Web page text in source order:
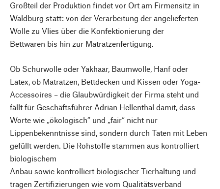
Großteil der Produktion findet vor Ort am Firmensitz in
Waldburg statt: von der Verarbeitung der angelieferten
Wolle zu Vlies über die Konfektionierung der
Bettwaren bis hin zur Matratzenfertigung.
Ob Schurwolle oder Yakhaar, Baumwolle, Hanf oder
Latex, ob Matratzen, Bettdecken und Kissen oder Yoga-
Accessoires – die Glaubwürdigkeit der Firma steht und
fällt für Geschäftsführer Adrian Hellenthal damit, dass
Worte wie „ökologisch“ und „fair“ nicht nur
Lippenbekenntnisse sind, sondern durch Taten mit Leben
gefüllt werden. Die Rohstoffe stammen aus kontrolliert
biologischem
Anbau sowie kontrolliert biologischer Tierhaltung und
tragen Zertifizierungen wie vom Qualitätsverband